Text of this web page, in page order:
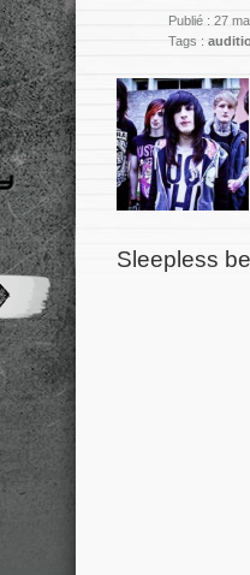
Publié : 27
Tags :
Sleepless